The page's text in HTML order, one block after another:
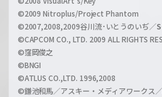
l
©2009 Nitroplus/Project Phantom
©2007,2008,2009谷川流･いとうのいぢ／
©CAPCOM CO., LTD. 2009 ALL RIGHTS
©窪岡俊之
©BNGI
©ATLUS CO.,LTD. 1996,2008
©鎌池和馬／アスキー・メディアワークス